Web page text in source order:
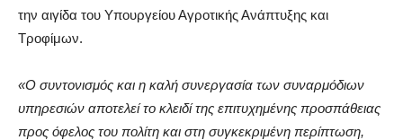
την αιγίδα του Υπουργείου Αγροτικής Ανάπτυξης και
Τροφίμων.
«O συντονισμός και η καλή συνεργασία των συναρμόδιων
υπηρεσιών αποτελεί το κλειδί της επιτυχημένης προσπάθειας
προς όφελος του πολίτη και στη συγκεκριμένη περίπτωση,